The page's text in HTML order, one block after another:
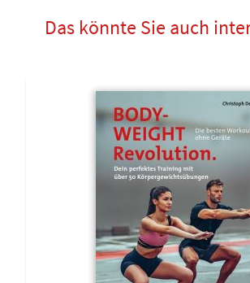
Das könnte Sie auch